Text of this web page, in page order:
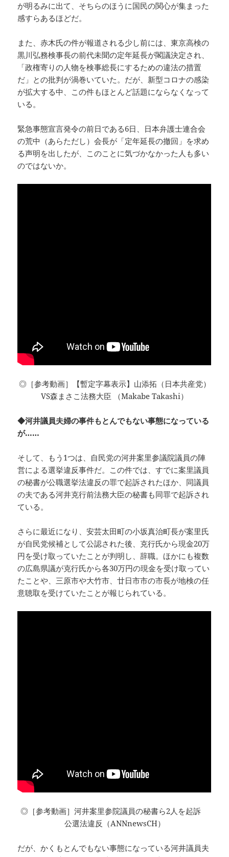
が明るみに出て、そちらのほうに国民の関心が集まった
感すらあるほどだ。
また、赤木氏の件が報道される少し前には、東京高検の
黒川弘務検事長の前代未聞の定年延長が閣議決定され、
「政権寄りの人物を検事総長にするための違法の措置
だ」との批判が渦巻いていた。だが、新型コロナの感染
が拡大する中、この件もほとんど話題にならなくなって
いる。
緊急事態宣言発令の前日である6日、日本弁護士連合会
の荒中（あらただし）会長が「定年延長の撤回」を求め
る声明を出したが、このことに気づかなかった人も多い
のではないか。
◎［参考動画］【暫定字幕表示】山添拓（日本共産党）
VS森まさこ法務大臣 （Makabe Takashi）
◆河井議員夫婦の事件もとんでもない事態になっている
が……
そして、もう1つは、自民党の河井案里参議院議員の陣
営による選挙違反事件だ。この件では、すでに案里議員
の秘書が公職選挙法違反の罪で起訴されたほか、同議員
の夫である河井克行前法務大臣の秘書も同罪で起訴され
ている。
さらに最近になり、安芸太田町の小坂真治町長が案里氏
が自民党候補として公認された後、克行氏から現金20万
円を受け取っていたことが判明し、辞職。ほかにも複数
の広島県議が克行氏から各30万円の現金を受け取ってい
たことや、三原市や大竹市、廿日市市の市長が地検の任
意聴取を受けていたことが報じられている。
◎［参考動画］河井案里参院議員の秘書ら2人を起訴
公選法違反（ANNnewsCH）
だが、かくもとんでもない事態になっている河井議員夫